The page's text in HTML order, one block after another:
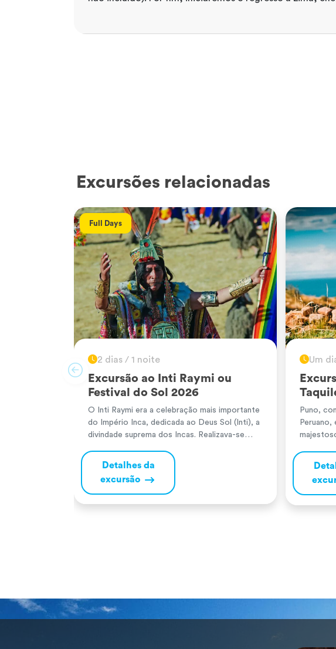
Excursões relacionadas
Full Days
2 dias / 1 noite
Excursão ao Inti Raymi ou
Festival do Sol 2026
O Inti Raymi era a celebração mais importante
do Império Inca, dedicada ao Deus Sol (Inti), a
divindade suprema dos Incas. Realizava-se
sul (24 de junho) para agradecer pelas
agrícola. Durante a cerimónia, o Inca e a sua
comitiva realizavam oferendas […]
Detalhes da
excursão
Um
Puno,
Peruano,
reflete-